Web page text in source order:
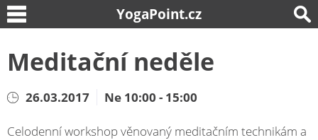
YogaPoint.cz
Meditační neděle
26.03.2017 Ne 10:00 - 15:00
Celodenní workshop věnovaný meditačním technikám a